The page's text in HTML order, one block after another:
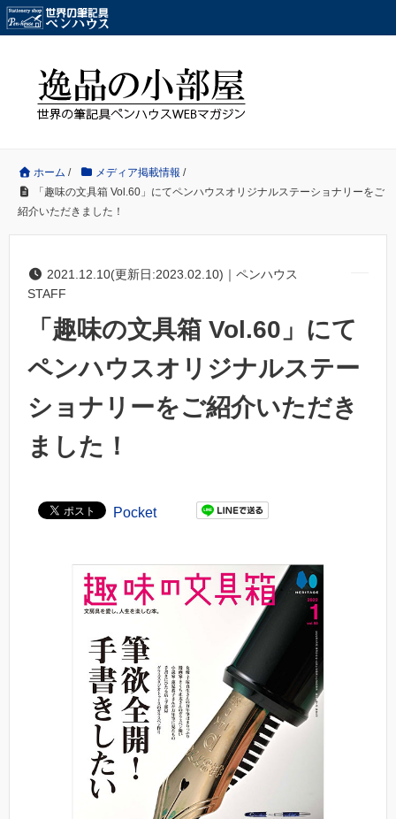
ホーム / メディア掲載情報 /
「趣味の文具箱 Vol.60」にてペンハウスオリジナルステーショナリーをご
紹介いただきました！
2021.12.10(更新日:2023.02.10)｜ペンハウス
STAFF
「趣味の文具箱 Vol.60」にて
ペンハウスオリジナルステー
ショナリーをご紹介いただき
ました！
Pocket